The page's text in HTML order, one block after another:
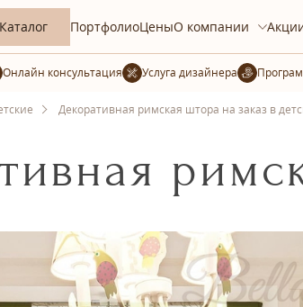
Каталог ПортфолиоЦеныО компании
Услуга дизайнера
Декоративная римская штора на заказ в